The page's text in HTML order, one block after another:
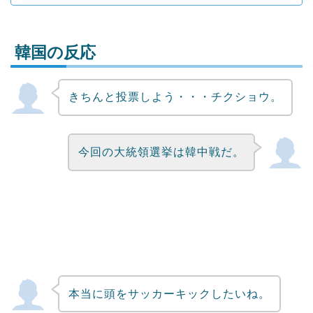
Powered by livedoor 相互RSS
韓国の反応
きちんと投票しよう・・・チクショウ。
今回の大統領選挙は韓中戦だ。
本当に頭をサッカーキックしたいね。